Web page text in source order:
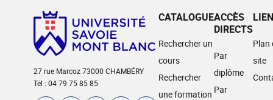
27 rue Marcoz 73000 CHAMBÉRY
Tél : 04 79 75 85 85
CATALOGUE
Rechercher un
cours
Rechercher
une formation
ACCÈS
DIRECTS
Par
diplôme
Par
Plan
site